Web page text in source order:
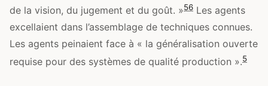
de la vision, du jugement et du goût. »56 Les agents
excellaient dans l’assemblage de techniques connues.
Les agents peinaient face à « la généralisation ouverte
requise pour des systèmes de qualité production ».5